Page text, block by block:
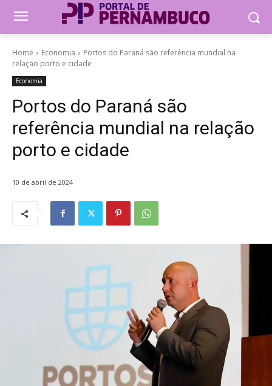
Home Economia
Portos do Paraná são referência mundial na
relação porto e cidade
Economia
Portos do Paraná são
referência mundial na relação
porto e cidade
10 de abril de 2024